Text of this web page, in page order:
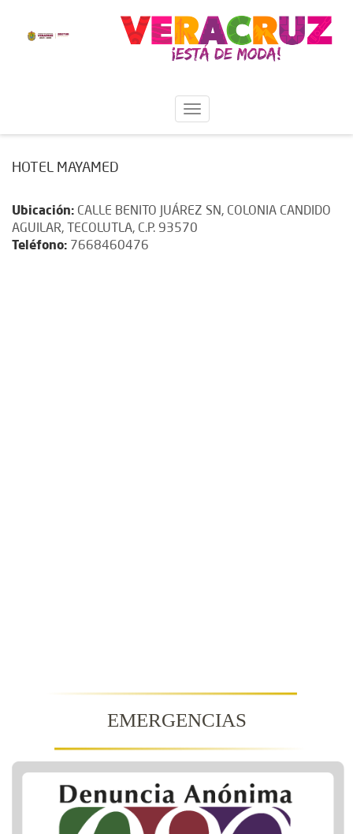
HOTEL MAYAMED
Ubicación: CALLE BENITO JUÁREZ SN, COLONIA CANDIDO
AGUILAR, TECOLUTLA, C.P. 93570
Teléfono: 7668460476
EMERGENCIAS